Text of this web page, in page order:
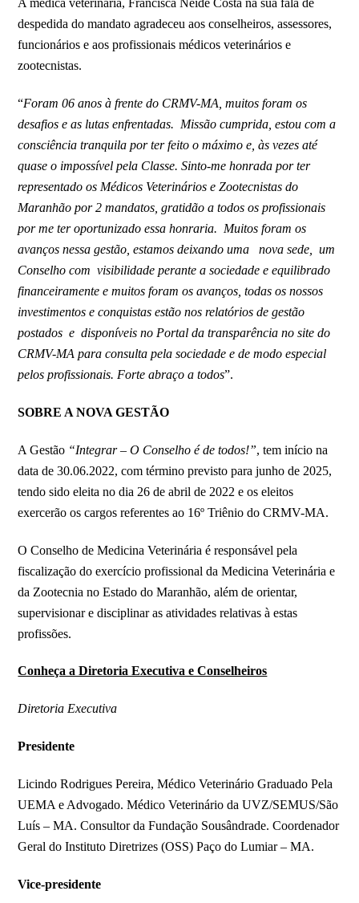
A médica veterinária, Francisca Neide Costa na sua fala de
despedida do mandato agradeceu aos conselheiros, assessores,
funcionários e aos profissionais médicos veterinários e
zootecnistas.
“Foram 06 anos à frente do CRMV-MA, muitos foram os
desafios e as lutas enfrentadas. Missão cumprida, estou com a
consciência tranquila por ter feito o máximo e, às vezes até
quase o impossível pela Classe. Sinto-me honrada por ter
representado os Médicos Veterinários e Zootecnistas do
Maranhão por 2 mandatos, gratidão a todos os profissionais
por me ter oportunizado essa honraria. Muitos foram os
avanços nessa gestão, estamos deixando uma nova sede, um
Conselho com visibilidade perante a sociedade e equilibrado
financeiramente e muitos foram os avanços, todas os nossos
investimentos e conquistas estão nos relatórios de gestão
postados e disponíveis no Portal da transparência no site do
CRMV-MA para consulta pela sociedade e de modo especial
pelos profissionais. Forte abraço a todos”.
SOBRE A NOVA GESTÃO
A Gestão “Integrar – O Conselho é de todos!”, tem início na
data de 30.06.2022, com término previsto para junho de 2025,
tendo sido eleita no dia 26 de abril de 2022 e os eleitos
exercerão os cargos referentes ao 16º Triênio do CRMV-MA.
O Conselho de Medicina Veterinária é responsável pela
fiscalização do exercício profissional da Medicina Veterinária e
da Zootecnia no Estado do Maranhão, além de orientar,
supervisionar e disciplinar as atividades relativas à estas
profissões.
Conheça a Diretoria Executiva e Conselheiros
Diretoria Executiva
Presidente
Licindo Rodrigues Pereira, Médico Veterinário Graduado Pela
UEMA e Advogado. Médico Veterinário da UVZ/SEMUS/São
Luís – MA. Consultor da Fundação Sousândrade. Coordenador
Geral do Instituto Diretrizes (OSS) Paço do Lumiar – MA.
Vice-presidente